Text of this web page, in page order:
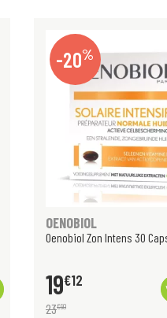
-20%
OENOBIOL
Oenobiol Zon Intens 30
19€12
23€90